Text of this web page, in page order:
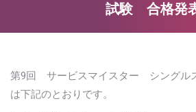
試験 合格発
第9回 サービスマイスター シングル
は下記のとおりです。